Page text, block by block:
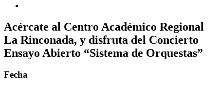
Acércate al Centro Académico Regional
La Rinconada, y disfruta del Concierto
Ensayo Abierto “Sistema de Orquestas”
Fecha